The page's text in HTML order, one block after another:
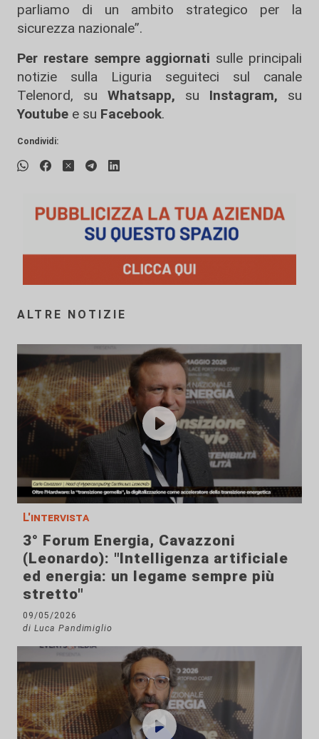
parliamo di un ambito strategico per la
sicurezza nazionale”.
Per restare sempre aggiornati sulle principali
notizie sulla Liguria seguiteci sul canale
Telenord, su
Whatsapp, su Instagram, su
Youtube e su Facebook.
Condividi:
ALTRE NOTIZIE
L'intervista
3° Forum Energia, Cavazzoni
(Leonardo): "Intelligenza artificiale
ed energia: un legame sempre più
stretto"
09/05/2026
di Luca Pandimiglio